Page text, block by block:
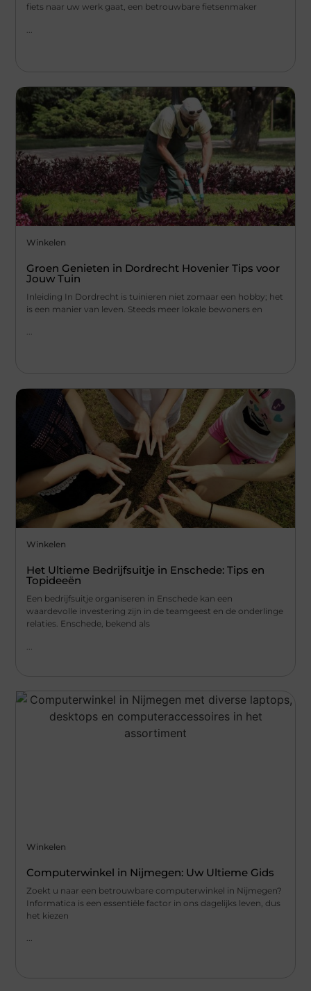
fiets naar uw werk gaat, een betrouwbare fietsenmaker
Winkelen
Groen Genieten in Dordrecht Hovenier Tips voor
Jouw Tuin
Inleiding In Dordrecht is tuinieren niet zomaar een hobby; het
is een manier van leven. Steeds meer lokale bewoners en
...
Winkelen
Het Ultieme Bedrijfsuitje in Enschede: Tips en
Topideeën
Een bedrijfsuitje organiseren in Enschede kan een
waardevolle investering zijn in de teamgeest en de onderlinge
relaties. Enschede, bekend als
Winkelen
Computerwinkel in Nijmegen: Uw Ultieme Gids
Zoekt u naar een betrouwbare computerwinkel in Nijmegen?
Informatica is een essentiële factor in ons dagelijks leven, dus
het kiezen
...